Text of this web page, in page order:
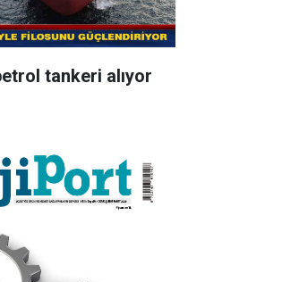
tankeri alıyor